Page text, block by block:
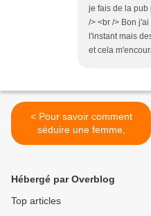
je fais de la pub
/> <br /> Bon
l'instant mais
et cela
< Pour savoir comment
séduire une femme,
Hébergé par Overblog
Top articles